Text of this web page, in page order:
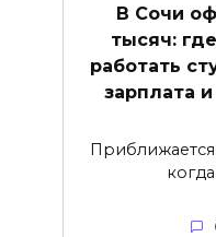
В Сочи
тысяч:
работать
зарплата